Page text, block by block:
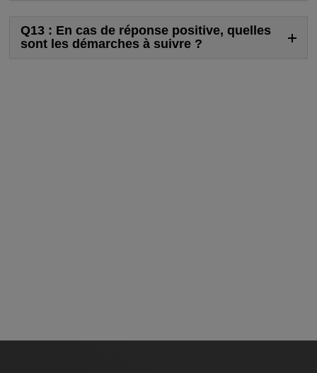
Q13 : En cas de réponse positive, quelles
sont les démarches à suivre ?